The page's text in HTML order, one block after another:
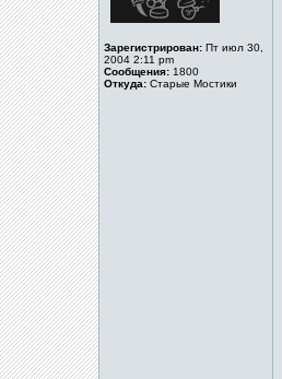
Зарегистрирован: Пт июл 30,
2004 2:11 pm
Сообщения: 1800
Откуда: Старые Мостики